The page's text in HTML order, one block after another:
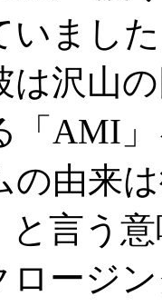
いまし
は沢山
「AMI
の由来
と言う
ージ